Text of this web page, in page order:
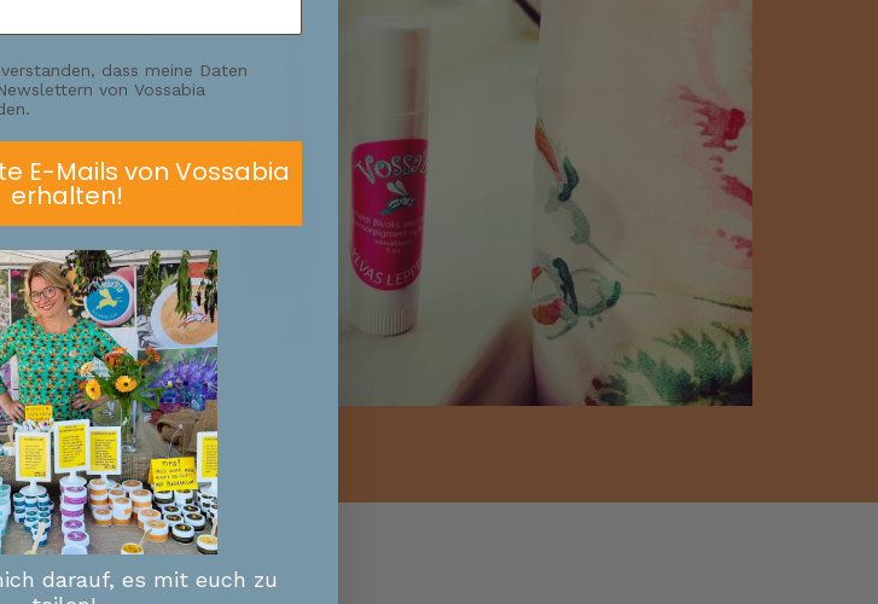
dass meine Daten
von Vossabia
E-Mails von Vossabia
erhalten!
darauf, es mit euch zu